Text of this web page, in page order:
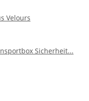
Velours